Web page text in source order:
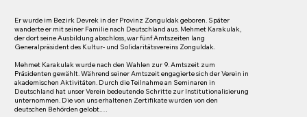
Er wurde im Bezirk Devrek in der Provinz Zonguldak geboren. Später
wanderte er mit seiner Familie nach Deutschland aus. Mehmet Karakulak,
der dort seine Ausbildung abschloss, war fünf Amtszeiten lang
Generalpräsident des Kultur- und Solidaritätsvereins Zonguldak.
Mehmet Karakulak wurde nach den Wahlen zur 9. Amtszeit zum
Präsidenten gewählt. Während seiner Amtszeit engagierte sich der Verein in
akademischen Aktivitäten. Durch die Teilnahme an Seminaren in
Deutschland hat unser Verein bedeutende Schritte zur Institutionalisierung
unternommen. Die von uns erhaltenen Zertifikate wurden von den
deutschen Behörden gelobt.